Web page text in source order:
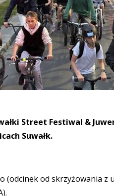
Street Festiwal &
Suwałk.
(odcinek od skrzyżowania